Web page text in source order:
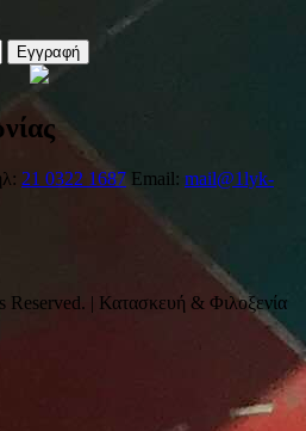
Εγγραφή
21 0322 1687 Email: mail@1lyk-
| Κατασκευή & Φιλοξενία